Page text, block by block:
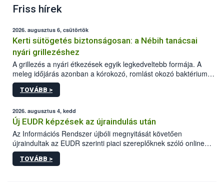
Friss hírek
2026. augusztus 6, csütörtök
Kerti sütögetés biztonságosan: a Nébih tanácsai
nyári grillezéshez
A grillezés a nyári étkezések egyik legkedveltebb formája. A
meleg időjárás azonban a kórokozó, romlást okozó baktériumok
gyorsabb szaporodásának is kedvez. A szabadtéri sütögetés
ezért nem csupán a megfelelő sütési technikáról szól: legalább
higiéniai szabályok betartása, a megfelelő hőkezelés, valamint a
maradékok szakszerű tárolása. A Nemzeti Élelmiszerlánc-
biztonsági Hivatal (Nébih) Oktatási Programja összegyűjtötte a
biztonságos grillezés legfontosabb tudnivalóit.
TOVÁBB >
2026. augusztus 4, kedd
Új EUDR képzések az újraindulás után
Az Információs Rendszer újbóli megnyitását követően
újraindultak az EUDR szerinti piaci szereplőknek szóló online
képzések.
TOVÁBB >